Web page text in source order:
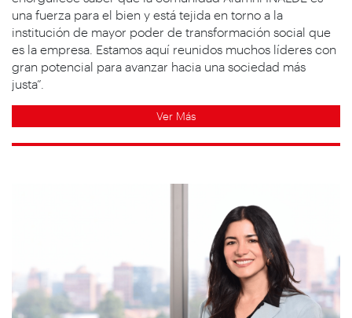
una fuerza para el bien y está tejida en torno a la
institución de mayor poder de transformación social que
es la empresa. Estamos aquí reunidos muchos líderes con
gran potencial para avanzar hacia una sociedad más
justa”.
Ver Más